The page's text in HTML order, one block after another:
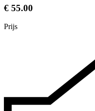
€ 55.00
Prijs